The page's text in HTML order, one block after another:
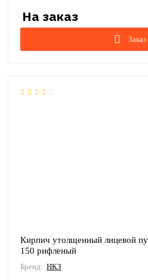
Заказ
Кирпич утолщенный лицевой
150 рифленый
Бренд: НКЗ